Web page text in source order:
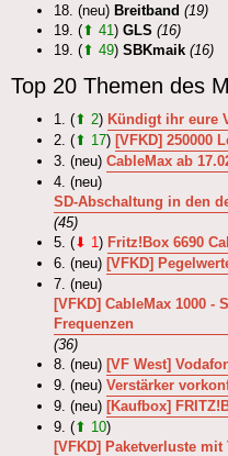
18. (neu) Breitband (19)
19. (⬆ 41 ) GLS (16)
19. (⬆ 49) SBKmaik (16)
Top 20 Themen des
1. (⬆ 2) Kündigt ihr eure
2. (⬆ 17) [VFKD] 250000
3. (neu) CableMax ab
4. (neu)
SD-Abschaltung in den
(45)
5. (⬇ 1 ) Fritz!Box 6690
6. (neu) [VFKD]
7. (neu)
[VFKD] CableMax 1000
Frequenzen
(36)
8. (neu) [VF West]
9. (neu) Verstärker
9. (neu) [Kaufbox]
9. (⬆ 10)
[VFKD] Paketverluste mit